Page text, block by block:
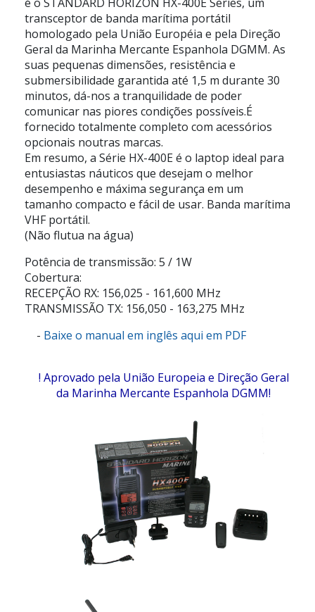
transceptor de banda marítima portátil
homologado pela União Européia e pela Direção
Geral da Marinha Mercante Espanhola DGMM. As
suas pequenas dimensões, resistência e
submersibilidade garantida até 1,5 m durante 30
minutos, dá-nos a tranquilidade de poder
comunicar nas piores condições possíveis.É
fornecido totalmente completo com acessórios
opcionais noutras marcas.
Em resumo, a Série HX-400E é o laptop ideal para
entusiastas náuticos que desejam o melhor
desempenho e máxima segurança em um
tamanho compacto e fácil de usar. Banda marítima
VHF portátil.
(Não flutua na água)
Potência de transmissão: 5 / 1W
Cobertura:
RECEPÇÃO RX: 156,025 - 161,600 MHz
TRANSMISSÃO TX: 156,050 - 163,275 MHz
- Baixe o manual em inglês aqui em PDF
! Aprovado pela União Europeia e Direção Geral
da Marinha Mercante Espanhola DGMM!